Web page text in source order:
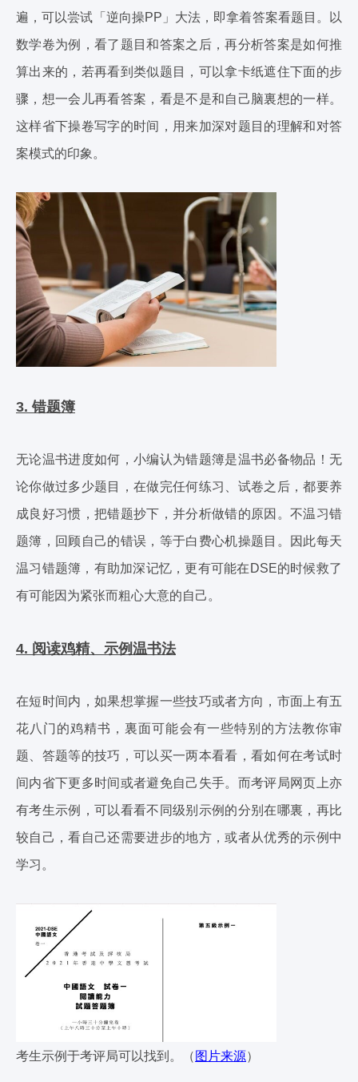
遍，可以尝试「逆向操PP」大法，即拿着答案看题目。以
数学卷为例，看了题目和答案之后，再分析答案是如何推
算出来的，若再看到类似题目，可以拿卡纸遮住下面的步
骤，想一会儿再看答案，看是不是和自己脑裏想的一样。
这样省下操卷写字的时间，用来加深对题目的理解和对答
案模式的印象。
3. 错题簿
无论温书进度如何，小编认为错题簿是温书必备物品！无
论你做过多少题目，在做完任何练习、试卷之后，都要养
成良好习惯，把错题抄下，并分析做错的原因。不温习错
题簿，回顾自己的错误，等于白费心机操题目。因此每天
温习错题簿，有助加深记忆，更有可能在DSE的时候救了
有可能因为紧张而粗心大意的自己。
4. 阅读鸡精、示例温书法
在短时间内，如果想掌握一些技巧或者方向，市面上有五
花八门的鸡精书，裏面可能会有一些特别的方法教你审
题、答题等的技巧，可以买一两本看看，看如何在考试时
间内省下更多时间或者避免自己失手。而考评局网页上亦
有考生示例，可以看看不同级别示例的分别在哪裏，再比
较自己，看自己还需要进步的地方，或者从优秀的示例中
学习。
考生示例于考评局可以找到。（ 图片来源）